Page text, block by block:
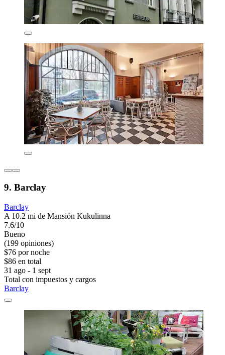
9. Barclay
Barclay
A 10.2 mi de Mansión Kukulinna
7.6/10
Bueno
(199 opiniones)
$76 por noche
$86 en total
31 ago - 1 sept
Total con impuestos y cargos
Barclay